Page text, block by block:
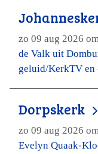
zo 09 aug 2026
de Valk uit
geluid/KerkTV en
Dorpskerk
zo 09 aug 2026
Evelyn Quaak-